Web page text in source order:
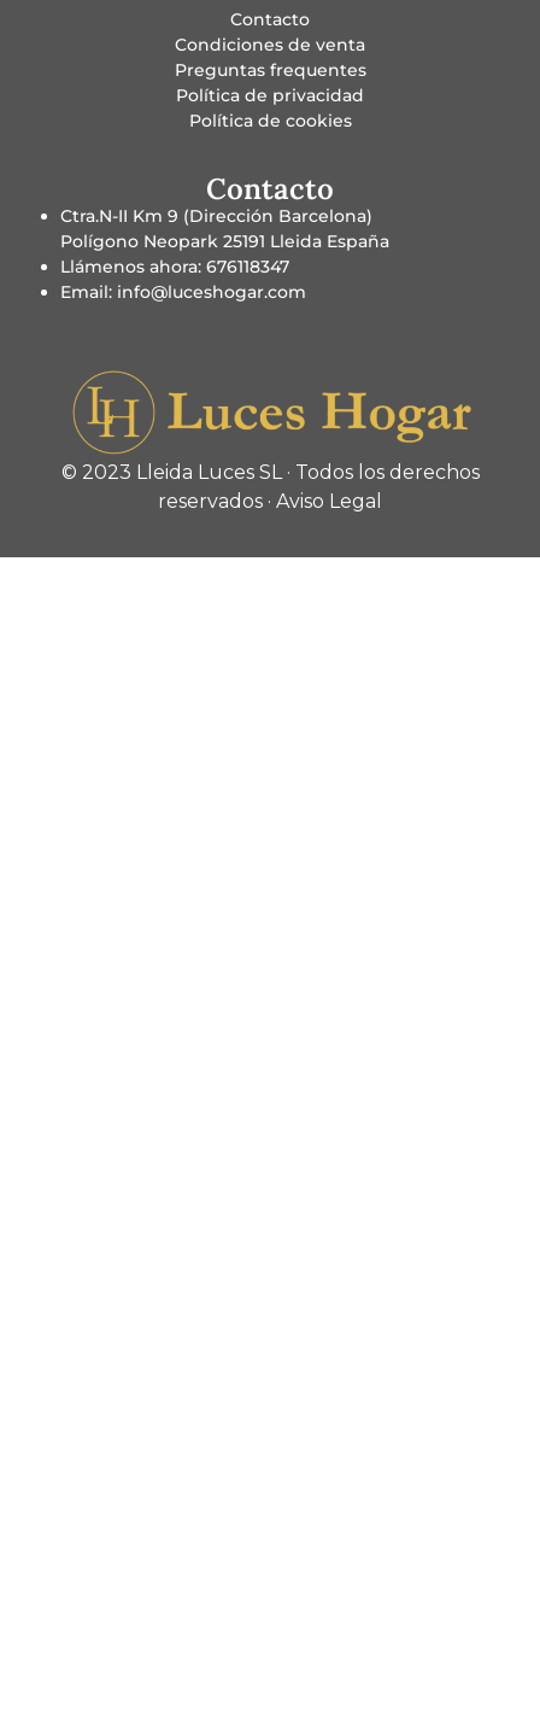
Contacto
Condiciones de venta
Preguntas frequentes
Política de privacidad
Política de cookies
Contacto
Ctra.N-II Km 9 (Dirección Barcelona)
Polígono Neopark 25191 Lleida España
Llámenos ahora: 676118347
Email: info@luceshogar.com
© 2023 Lleida Luces SL · Todos los derechos
reservados · Aviso Legal